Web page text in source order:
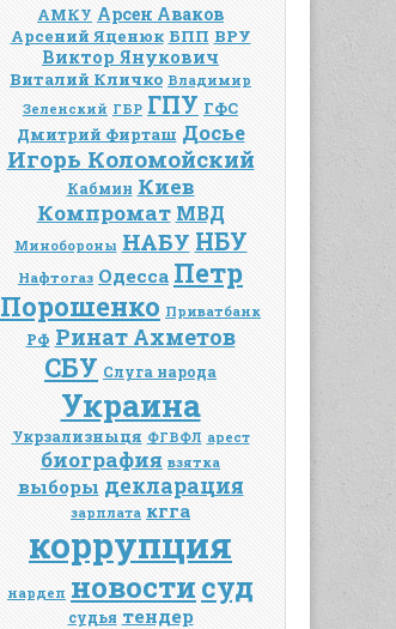
АМКУ Арсен Аваков
Арсений Яценюк БПП ВРУ
Виктор Янукович
Виталий Кличко Владимир
Зеленский ГБР ГПУ ГФС
Дмитрий Фирташ Досье
Игорь Коломойский
Кабмин Киев
Компромат МВД
Минобороны НАБУ НБУ
Нафтогаз Одесса Петр
Порошенко Приватбанк
РФ Ринат Ахметов
СБУ Слуга народа
Украина
Укрзализныця ФГВФЛ арест
биография взятка
выборы декларация
зарплата кгга
коррупция
нардеп новостисуд
судья тендер